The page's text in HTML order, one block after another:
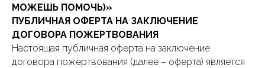
МОЖЕШЬ ПОМОЧЬ)»
ПУБЛИЧНАЯ ОФЕРТА НА ЗАКЛЮЧЕНИЕ
ДОГОВОРА ПОЖЕРТВОВАНИЯ
Настоящая публичная оферта на заключение
договора пожертвования (далее – оферта) является